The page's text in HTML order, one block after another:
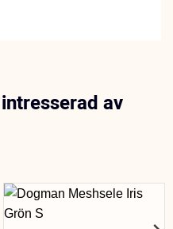
av